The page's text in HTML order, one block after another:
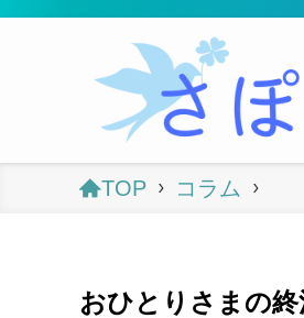
TOP コラム
おひとりさまの